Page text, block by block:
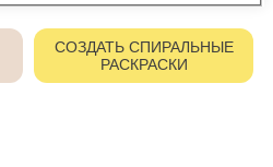
СОЗДАТЬ СПИРАЛЬНЫЕ
РАСКРАСКИ